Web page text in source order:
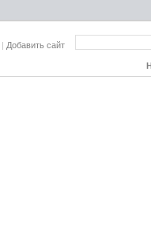
| Добавить сайт